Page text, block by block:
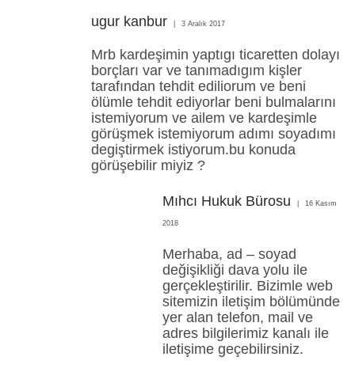
ugur kanbur 3 Aralık 2017
Mrb kardeşimin yaptıgı ticaretten dolayı
borçları var ve tanımadıgım kişler
tarafından tehdit ediliorum ve beni
ölümle tehdit ediyorlar beni bulmalarını
istemiyorum ve ailem ve kardeşimle
görüşmek istemiyorum adımı soyadımı
degiştirmek istiyorum.bu konuda
görüşebilir miyiz ?
Mıhcı Hukuk Bürosu 16 Kasım
2018
Merhaba, ad – soyad
değişikliği dava yolu ile
gerçekleştirilir. Bizimle web
sitemizin iletişim bölümünde
yer alan telefon, mail ve
adres bilgilerimiz kanalı ile
iletişime geçebilirsiniz.